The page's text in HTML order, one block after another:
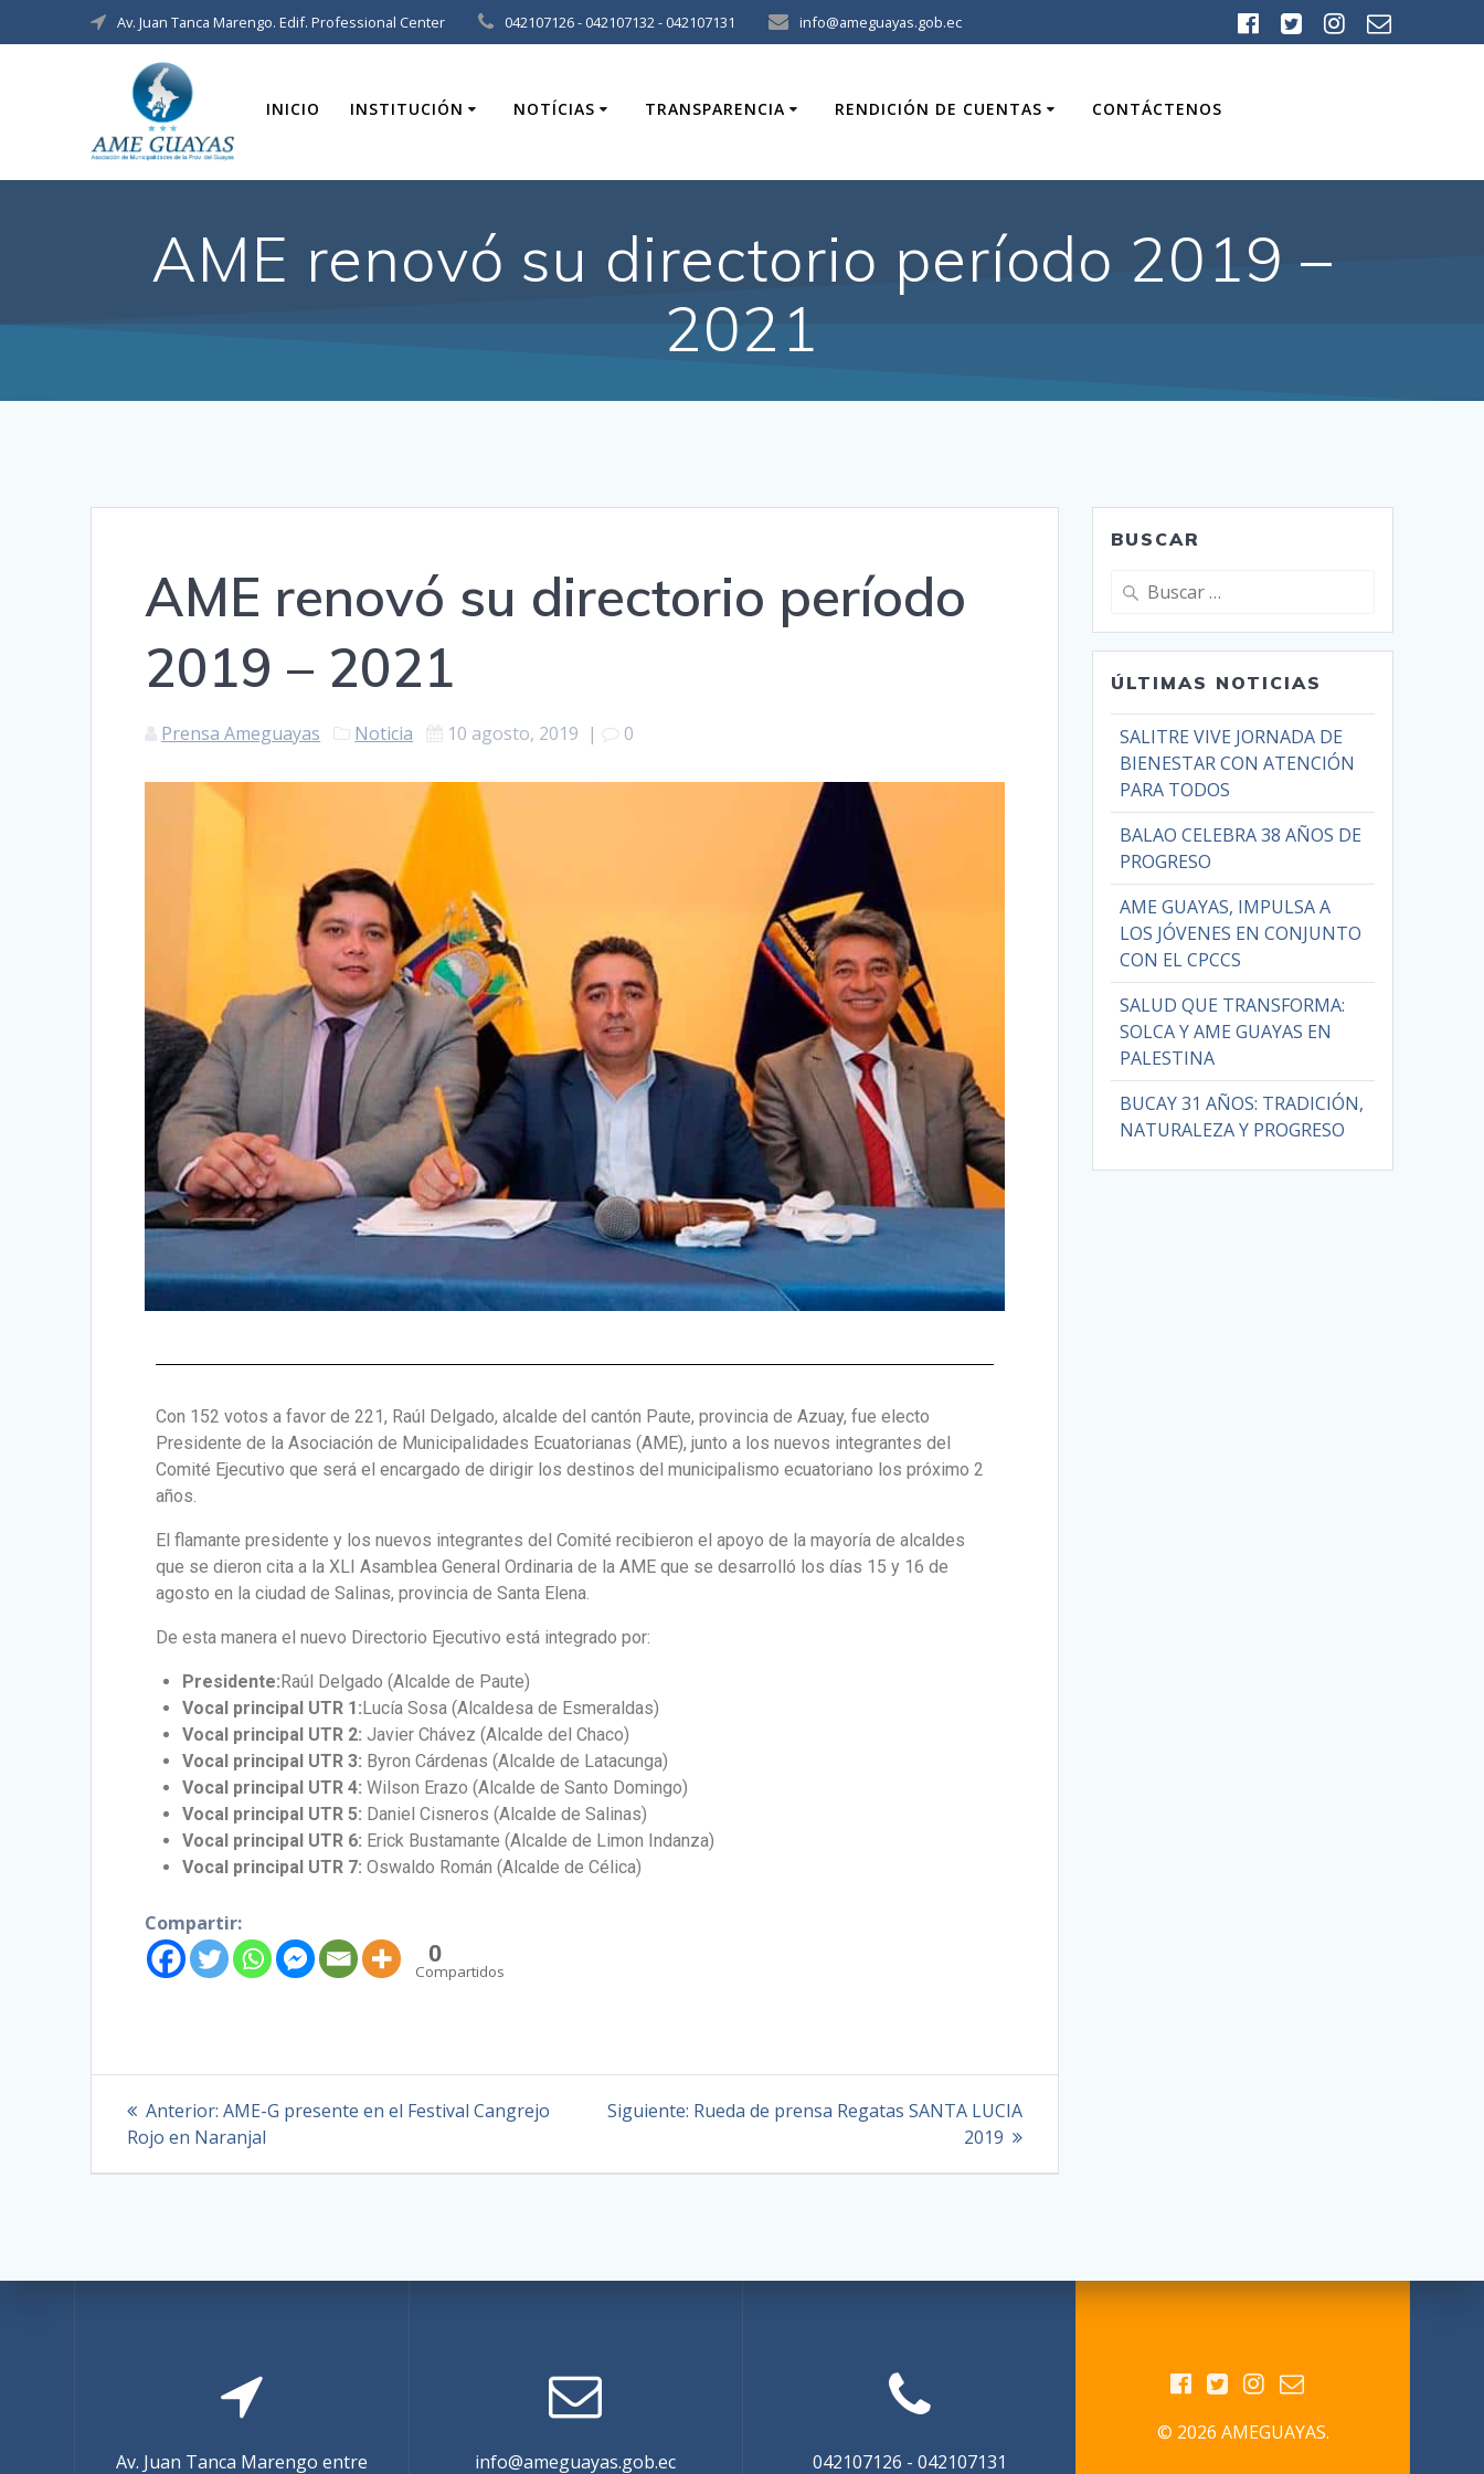
Av. Juan Tanca Marengo. Edif. Professional Center 042107126 - 042107132 - 042107131 info@ameguayas.gob.ec
INICIO INSTITUCIÓN NOTÍCIAS TRANSPARENCIA RENDICIÓN DE CUENTAS CONTÁCTENOS
AME renovó su directorio período 2019 –
2021
AME renovó su directorio período
2019 – 2021
Prensa Ameguayas Noticia 10 agosto, 2019 | 0
Con 152 votos a favor de 221, Raúl Delgado, alcalde del cantón Paute, provincia de Azuay, fue electo
Presidente de la Asociación de Municipalidades Ecuatorianas (AME), junto a los nuevos integrantes del
Comité Ejecutivo que será el encargado de dirigir los destinos del municipalismo ecuatoriano los próximo 2
años.
El flamante presidente y los nuevos integrantes del Comité recibieron el apoyo de la mayoría de alcaldes
que se dieron cita a la XLI Asamblea General Ordinaria de la AME que se desarrolló los días 15 y 16 de
agosto en la ciudad de Salinas, provincia de Santa Elena.
De esta manera el nuevo Directorio Ejecutivo está integrado por:
Presidente: Raúl Delgado (Alcalde de Paute)
Vocal principal UTR 1: Lucía Sosa (Alcaldesa de Esmeraldas)
Vocal principal UTR 2:Javier Chávez (Alcalde del Chaco)
Vocal principal UTR 3: Byron Cárdenas (Alcalde de Latacunga)
Vocal principal UTR 4:Wilson Erazo (Alcalde de Santo Domingo)
Vocal principal UTR 5: Daniel Cisneros (Alcalde de Salinas)
Vocal principal UTR 6: Erick Bustamante (Alcalde de Limon Indanza)
Vocal principal UTR 7:Oswaldo Román (Alcalde de Célica)
Compartir:
0
Compartidos
Anterior: AME-G presente en el Festival Cangrejo
Rojo en Naranjal
Siguiente: Rueda de prensa Regatas SANTA LUCIA
2019
BUSCAR
ÚLTIMAS NOTICIAS
SALITRE VIVE JORNADA DE
BIENESTAR CON ATENCIÓN
PARA TODOS
BALAO CELEBRA 38 AÑOS DE
PROGRESO
AME GUAYAS, IMPULSA A
LOS JÓVENES EN CONJUNTO
CON EL CPCCS
SALUD QUE TRANSFORMA:
SOLCA Y AME GUAYAS EN
PALESTINA
BUCAY 31 AÑOS: TRADICIÓN,
NATURALEZA Y PROGRESO
Av. Juan Tanca Marengo entre info@ameguayas.gob.ec 042107126 - 042107131
© 2026 AMEGUAYAS.